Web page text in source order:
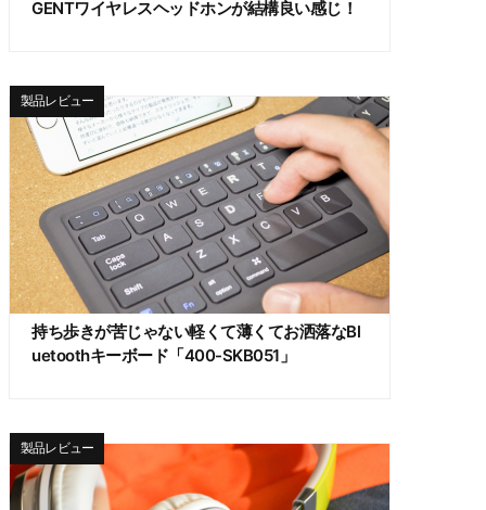
GENTワイヤレスヘッドホンが結構良い感じ！
持ち歩きが苦じゃない軽くて薄くてお洒落なBl
uetoothキーボード「400-SKB051」
製品レビュー
製品レビュー